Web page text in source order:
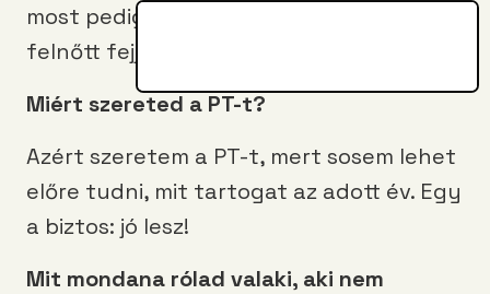
most pedig elmondja, miért választja
felnőtt fejjel is a
Miért szereted a PT-t?
Azért szeretem a PT-t, mert sosem lehet
előre tudni, mit tartogat az adott év. Egy
a biztos: jó lesz!
Mit mondana rólad valaki, aki nem